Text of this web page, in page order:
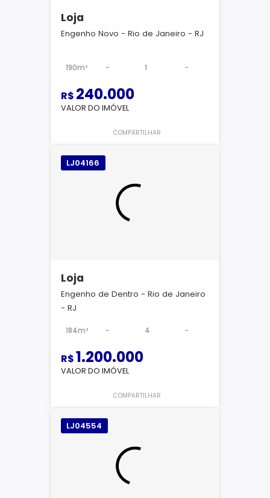
Loja
Engenho Novo - Rio de Janeiro - RJ
190m² - 1 -
R$ 240.000
VALOR DO IMÓVEL
COMPARTILHAR
LJ04166
Loja
Engenho de Dentro - Rio de Janeiro
- RJ
184m² - 4 -
R$1.200.000
VALOR DO IMÓVEL
COMPARTILHAR
LJ04554